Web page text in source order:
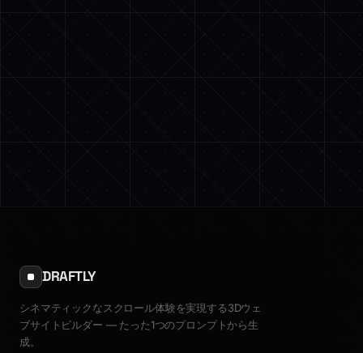
DRAFTLY
シネマティックなスクロール体験を実現する3Dウェ
ブサイトビルダー — たった1つのプロンプトから生
成。